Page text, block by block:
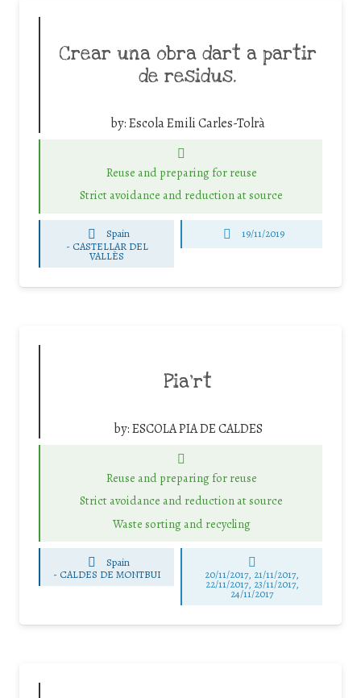
Crear una obra dart a partir
de residus.
by:Escola Emili Carles-Tolrà
Reuse and preparing for reuse
Strict avoidance and reduction at source
Spain
- CASTELLAR DEL
VALLÈS
19/11/2019
Pia’rt
by:ESCOLA PIA DE CALDES
Reuse and preparing for reuse
Strict avoidance and reduction at source
Waste sorting and recycling
Spain
- CALDES DE MONTBUI 20/11/2017, 21/11/2017,
22/11/2017, 23/11/2017,
24/11/2017